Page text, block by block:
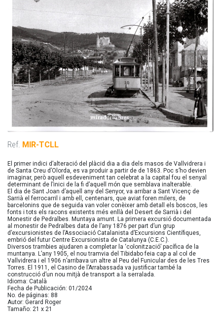
Ref. MIR-TCLL
El primer indici d’alteració del plàcid dia a dia dels masos de Vallvidrera i
de Santa Creu d’Olorda, es va produir a partir de de 1863. Poc s’ho devien
imaginar, però aquell esdeveniment tan celebrat a la capital fou el senyal
determinant de l’inici de la fi d’aquell món que semblava inalterable.
El dia de Sant Joan d’aquell any del Senyor, va arribar a Sant Vicenç de
Sarrià el ferrocarril i amb ell, centenars, que aviat foren milers, de
barcelonins que de seguida van voler conèixer amb detall els boscos, les
fonts i tots els racons existents més enllà del Desert de Sarrià i del
Monestir de Pedralbes. Muntaya amunt. La primera excursió documentada
al monestir de Pedralbes data de l’any 1876 per part d’un grup
d’excursionistes de l’Associació Catalanista d’Excursions Científiques,
embrió del futur Centre Excursionista de Catalunya (C.E.C.).
Diversos trambies ajudaren a completar la ‘colonització’ pacífica de la
muntanya. L’any 1905, el nou tramvia del Tibidabo feia cap a al col de
Vallvidrera i el 1906 n’arribava un altre al Peu del Funicular des de les Tres
Torres. El 1911, el Casino de l’Arrabassada va justificar també la
construcció d’un nou mitjà de transport a la serralada.
Idioma: Català
Fecha de Publicación: 01/2024
No. de páginas: 88
Autor: Gerard Roger
Tamaño: 21 x 21